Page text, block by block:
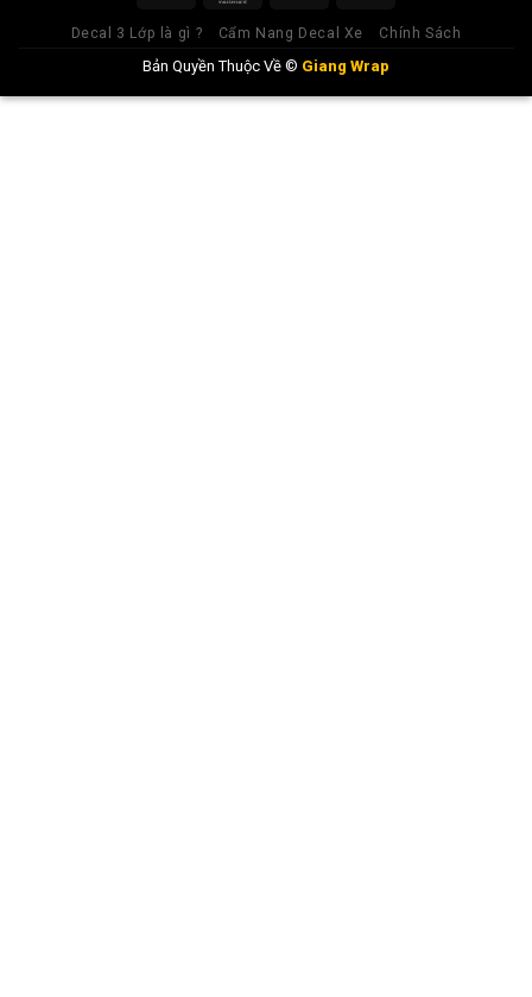
Decal 3 Lớp là gì ? Cẩm Nang Decal Xe Chính Sách
Bản Quyền Thuộc Về © Giang Wrap